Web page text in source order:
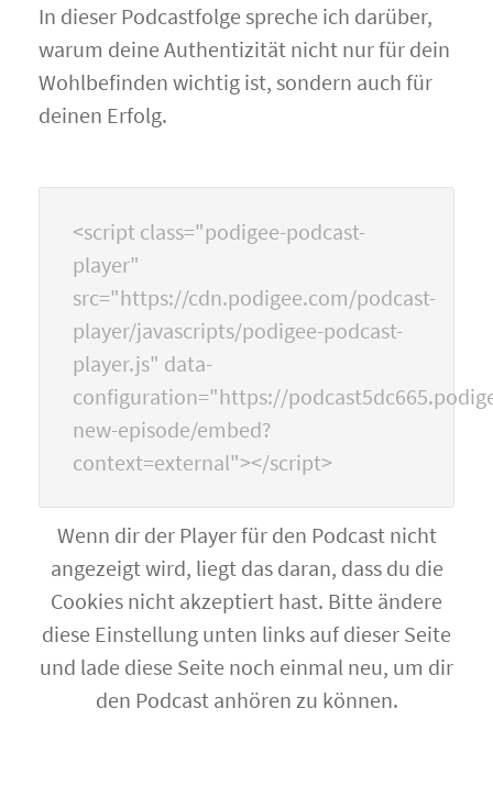
In dieser Podcastfolge spreche ich darüber,
warum deine Authentizität nicht nur für dein
Wohlbefinden wichtig ist, sondern auch für
deinen Erfolg.
<script class="podigee-podcast-
player"
src="https://cdn.podigee.com/podcast-
player/javascripts/podigee-podcast-
player.js" data-
configuration="https://
new-episode/embed?
context=external"></script>
Wenn dir der Player für den Podcast nicht
angezeigt wird, liegt das daran, dass du die
Cookies nicht akzeptiert hast. Bitte ändere
diese Einstellung unten links auf dieser Seite
und lade diese Seite noch einmal neu, um dir
den Podcast anhören zu können.